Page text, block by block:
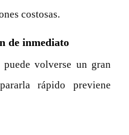
costosas.
de inmediato
volverse un gran
rápido previene